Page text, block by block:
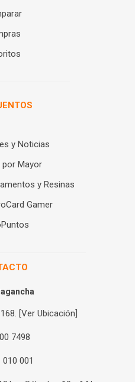
y Noticias
Mayor
y Resinas
Gamer
[Ver Ubicación]
7498
010 001